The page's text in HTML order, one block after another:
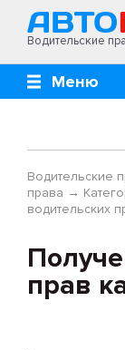
Водительские
Меню
Водительские
права →
водительских
прав